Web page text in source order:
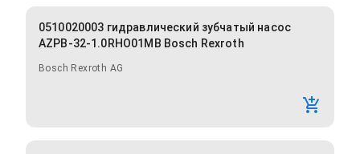
0510020003 гидравлический зубчатый насос
AZPB-32-1.0RHO01MB Bosch Rexroth
Bosch Rexroth AG